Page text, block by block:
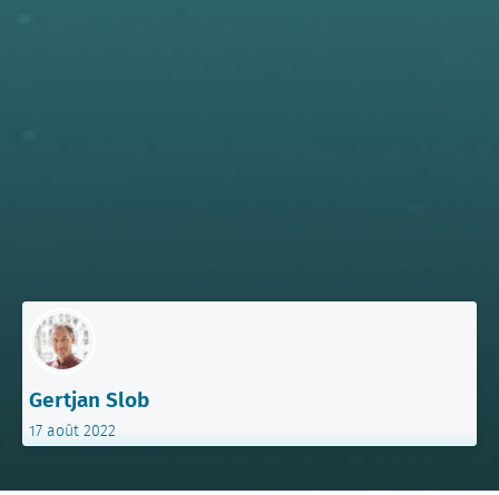
Gertjan Slob
17 août 2022